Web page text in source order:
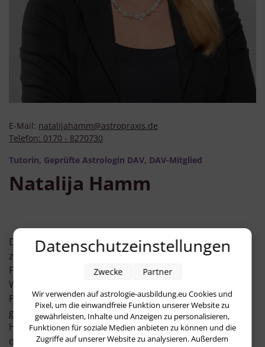
E-Mail: natalijahamm@astropraxis.de
Telefon: 0170 - 8270730
Tutorin, Geprüfte Astrologin DAV, DAV-Mitglied
Natalija Hamm
Die Astrologie begleitet mich seit über 15 Jahren –
zunächst aufgrund einer tiefen persönlichen
Faszination, später dann als bewusster beruflicher
Weg. Durch den Hintergrund als geprüfte
Pharmareferentin habe ich mein analytisches Denken
geschult, während mich meine Ausbildungen in
Hypnose und energetischer Heilarbeit schon früh für
die psychologische und seelische Dimension des
Datenschutzeinstellungen
Wir verwenden auf astrologie-ausbildung.eu Cookies und
Pixel, um die einwandfreie Funktion unserer Website zu
gewährleisten, Inhalte und Anzeigen zu personalisieren,
Funktionen für soziale Medien anbieten zu können und die
Zugriffe auf unserer Website zu analysieren. Außerdem
Zwecke Partner